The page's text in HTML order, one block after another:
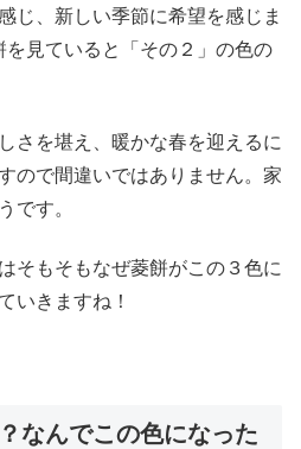
じ、新しい季節に希望を感じま
見ていると「その２」の色の
さを堪え、暖かな春を迎えるに
ので間違いではありません。家
です。
そもそもなぜ菱餅がこの３色に
いきますね！
なんでこの色になった